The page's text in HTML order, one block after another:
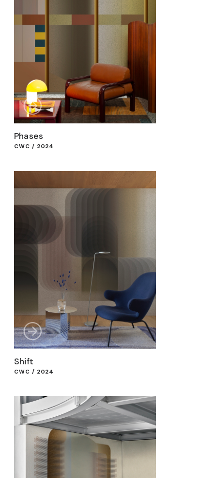
Phases
CWC / 2024
Shift
CWC / 2024